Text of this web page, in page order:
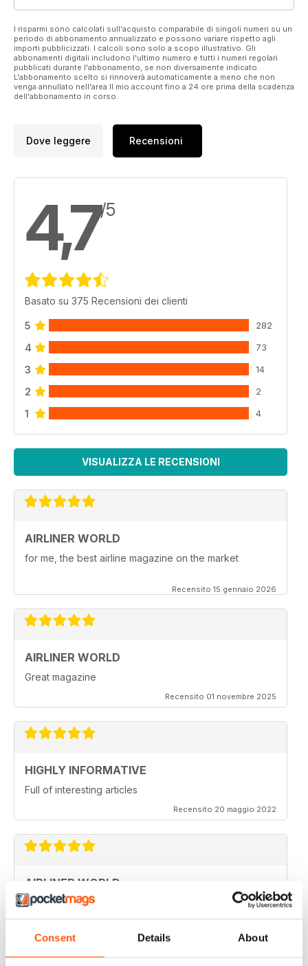
Consent Details About
I risparmi sono calcolati sull'acquisto comparabile di singoli numeri su un
periodo di abbonamento annualizzato e possono variare rispetto agli
importi pubblicizzati. I calcoli sono solo a scopo illustrativo. Gli
abbonamenti digitali includono l'ultimo numero e tutti i numeri regolari
pubblicati durante l'abbonamento, se non diversamente indicato.
L'abbonamento scelto si rinnoverà automaticamente a meno che non
venga annullato nell'area Il mio account fino a 24 ore prima della scadenza
dell'abbonamento in corso.
Dove leggere Recensioni
4,7/5
Basato su 375 Recensioni dei clienti
5 282
4 73
3 14
2 2
1 4
VISUALIZZA LE RECENSIONI
AIRLINER WORLD
for me, the best airline magazine on the market
Recensito 15 gennaio 2026
AIRLINER WORLD
Great magazine
Recensito 01 novembre 2025
HIGHLY INFORMATIVE
Full of interesting articles
Recensito 20 maggio 2022
AIRLINER WORLD
very good worldwide coverage
Recensito 22 gennaio 2021